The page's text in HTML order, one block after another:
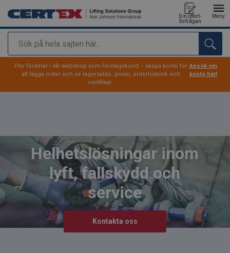
Sök
Din offert-
förfrågan
Meny
tillagd i varukorg
Fler fördelar i vår webshop som företagskund – skapa konto för
att lägga order och se lagersaldo, priser, orderhistorik och
certifikat.
Ansök om
konto här!
Helhetslösningar inom
lyft, fallskydd och
service
Kontakta oss